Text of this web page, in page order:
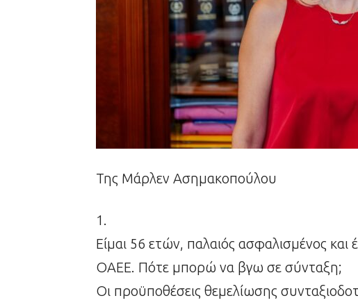
Της Μάρλεν Ασημακοπούλου
1.
Είμαι 56 ετών, παλαιός ασφαλισμένος
ΟΑΕΕ. Πότε μπορώ να βγω σε σύνταξη;
Οι προϋποθέσεις θεμελίωσης